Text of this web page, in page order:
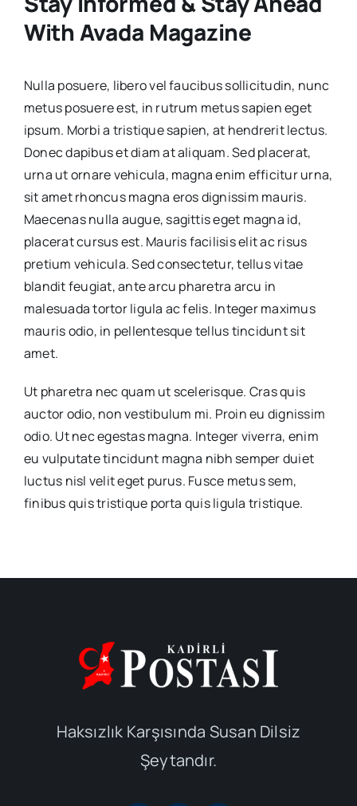
With Avada Magazine
Nulla posuere, libero vel faucibus sollicitudin, nunc
metus posuere est, in rutrum metus sapien eget
ipsum. Morbi a tristique sapien, at hendrerit lectus.
Donec dapibus et diam at aliquam. Sed placerat,
urna ut ornare vehicula, magna enim efficitur urna,
sit amet rhoncus magna eros dignissim mauris.
Maecenas nulla augue, sagittis eget magna id,
placerat cursus est. Mauris facilisis elit ac risus
pretium vehicula. Sed consectetur, tellus vitae
blandit feugiat, ante arcu pharetra arcu in
malesuada tortor ligula ac felis. Integer maximus
mauris odio, in pellentesque tellus tincidunt sit
amet.
Ut pharetra nec quam ut scelerisque. Cras quis
auctor odio, non vestibulum mi. Proin eu dignissim
odio. Ut nec egestas magna. Integer viverra, enim
eu vulputate tincidunt magna nibh semper duiet
luctus nisl velit eget purus. Fusce metus sem,
finibus quis tristique porta quis ligula tristique.
Haksızlık Karşısında Susan Dilsiz
Şeytandır.